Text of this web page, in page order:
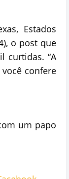
Estados
o post que
curtidas. “A
confere
um papo